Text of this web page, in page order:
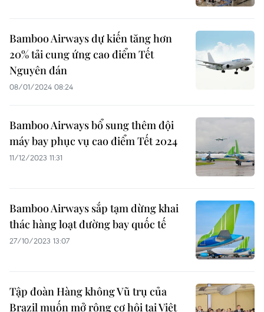
Bamboo Airways dự kiến tăng hơn
20% tải cung ứng cao điểm Tết
Nguyên đán
08/01/2024 08:24
Bamboo Airways bổ sung thêm đội
máy bay phục vụ cao điểm Tết 2024
11/12/2023 11:31
Bamboo Airways sắp tạm dừng khai
thác hàng loạt đường bay quốc tế
27/10/2023 13:07
Tập đoàn Hàng không Vũ trụ của
Brazil muốn mở rộng cơ hội tại Việt